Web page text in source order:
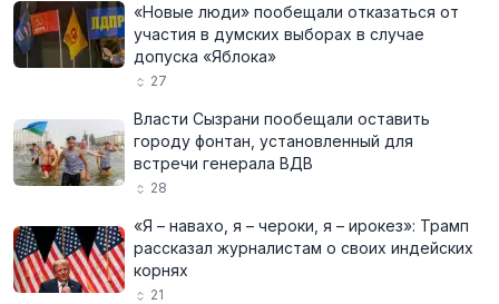
«Новые люди» пообещали отказаться от
участия в думских выборах в случае
допуска «Яблока»
27
Власти Сызрани пообещали оставить
городу фонтан, установленный для
встречи генерала ВДВ
28
«Я – навахо, я – чероки, я – ирокез»: Трамп
рассказал журналистам о своих индейских
корнях
21